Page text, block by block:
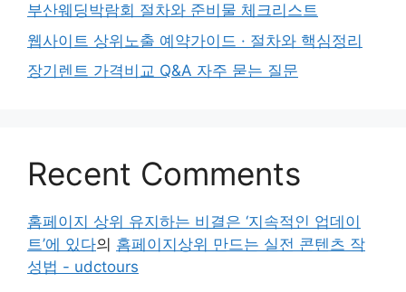
부산웨딩박람회 절차와 준비물 체크리스트
웹사이트 상위노출 예약가이드 · 절차와 핵심정리
장기렌트 가격비교 Q&A 자주 묻는 질문
Recent Comments
홈페이지 상위 유지하는 비결은 ‘지속적인 업데이
트’에 있다의 홈페이지상위 만드는 실전 콘텐츠 작
성법 - udctours